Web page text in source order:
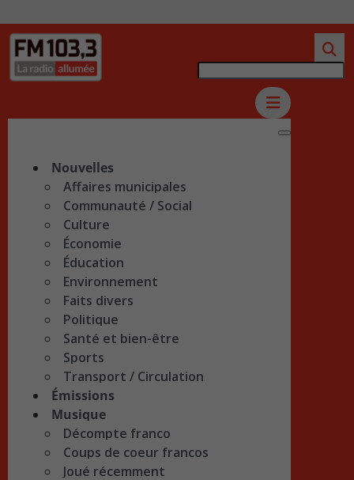
Nouvelles
Affaires municipales
Communauté / Social
Culture
Économie
Éducation
Environnement
Faits divers
Politique
Santé et bien-être
Sports
Transport / Circulation
Émissions
Musique
Décompte franco
Coups de coeur francos
Joué récemment